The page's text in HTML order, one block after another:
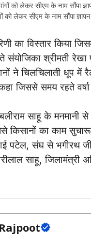
को लेकर सीएम के नाम सौंपा
को लेकर सीएम के नाम सौंपा ज्ञापन
का विस्तार किया
संयोजिका श्रीमती
ने चिलचिलाती धूप
जिससे समय रहते
साहू के मनमानी
किसानों का काम
पटेल, संघ से भगीरथ
साहू,